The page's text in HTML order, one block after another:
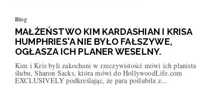
Blog
MAŁŻEŃSTWO KIM KARDASHIAN I KRISA
HUMPHRIES'A NIE BYŁO FAŁSZYWE,
OGŁASZA ICH PLANER WESELNY.
Kim i Kris byli zakochani w rzeczywistości mówi ich planista
ślubu, Sharon Sacks, która mówi do HollywoodLife.com
EXCLUSIVELY podkreślając, że para poślubiła z...